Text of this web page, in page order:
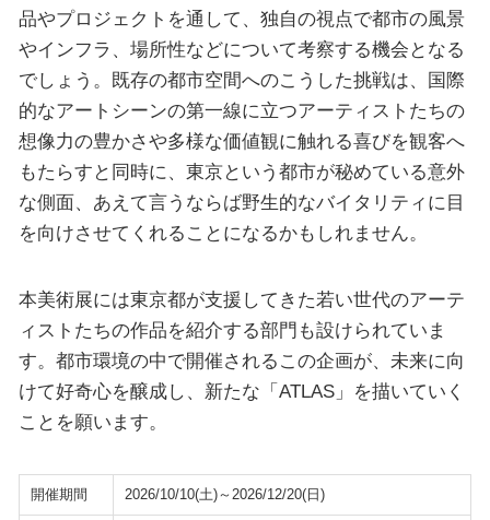
品やプロジェクトを通して、独自の視点で都市の風景
やインフラ、場所性などについて考察する機会となる
でしょう。既存の都市空間へのこうした挑戦は、国際
的なアートシーンの第一線に立つアーティストたちの
想像力の豊かさや多様な価値観に触れる喜びを観客へ
もたらすと同時に、東京という都市が秘めている意外
な側面、あえて言うならば野生的なバイタリティに目
を向けさせてくれることになるかもしれません。
本美術展には東京都が支援してきた若い世代のアーテ
ィストたちの作品を紹介する部門も設けられていま
す。都市環境の中で開催されるこの企画が、未来に向
けて好奇心を醸成し、新たな「ATLAS」を描いていく
ことを願います。
開催期間 2026/10/10(土)～2026/12/20(日)